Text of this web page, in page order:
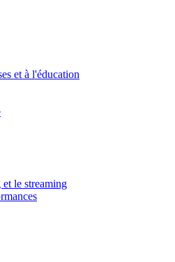
et à l'éducation
le streaming